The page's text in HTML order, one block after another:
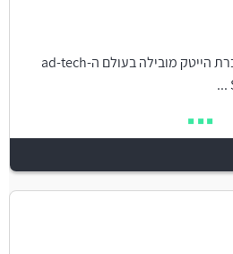
הזדמנות מעולה לפניך! חברת הייטק מובילה בעולם ה-ad-tech